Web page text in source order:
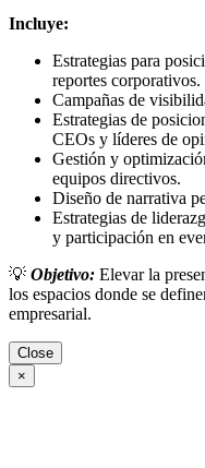
Incluye:
Estrategias para
reportes corporativos.
Campañas de
Estrategias de
CEOs y líderes de
Gestión y
equipos directivos.
Diseño de narrativa
Estrategias de
y participación en
💡 Objetivo: Elevar la
los espacios donde se
empresarial.
Close
×